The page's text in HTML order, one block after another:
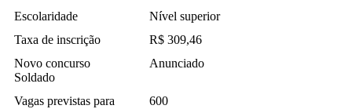
Escolaridade
Nível superior
Taxa de inscrição
R$ 309,46
Novo concurso
Soldado
Anunciado
Vagas previstas para
600